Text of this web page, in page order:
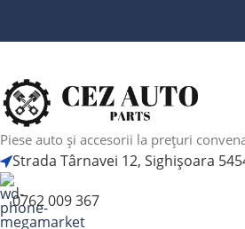
Piese auto și accesorii la prețuri
Strada Târnavei 12, Sighișoara
0762 009 367